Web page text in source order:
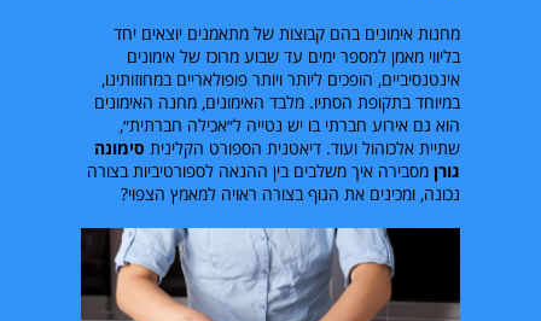
מחנות אימונים בהם קבוצות של מתאמנים יוצאים יחד
בליווי מאמן למספר ימים עד שבוע מרוכז של אימונים
אינטנסיביים, הופכים ליותר ויותר פופולאריים במחוזותינו,
במיוחד בתקופת הסתיו. מלבד האימונים, מחנה האימונים
הוא גם אירוע חברתי בו יש נטייה ל״אכילה חברתית״,
שתיית אלכוהול ועוד. דיאטנית הספורט הקלינית סימונה
גורן מסבירה איך משלבים בין ההנאה לספורטיביות בצורה
נכונה, ומכינים את הגוף בצורה ראויה למאמץ הצפוי?